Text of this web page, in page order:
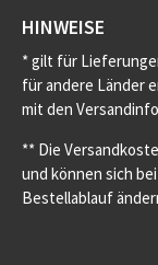
HINWEISE
* gilt für
für andere Länder
mit den
** Die
und können sich
Bestellablauf